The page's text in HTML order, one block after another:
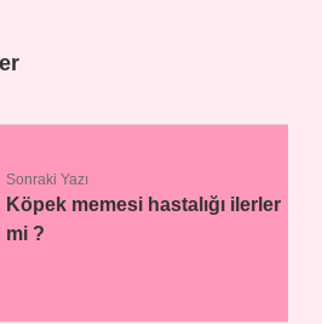
Sonraki Yazı
Köpek memesi hastalığı ilerler
mi ?